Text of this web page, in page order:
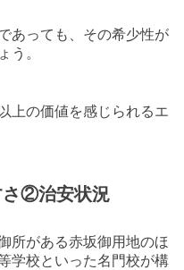
あっても、その希少性が
う。
上の価値を感じられるエ
さ②治安状況
所がある赤坂御用地のほ
学校といった名門校が構